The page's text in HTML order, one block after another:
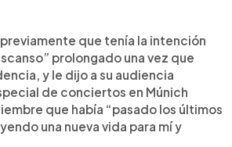
que tenía la intención
prolongado una vez que
y le dijo a su audiencia
de conciertos en Múnich
que había “pasado los últimos
una nueva vida para mí y